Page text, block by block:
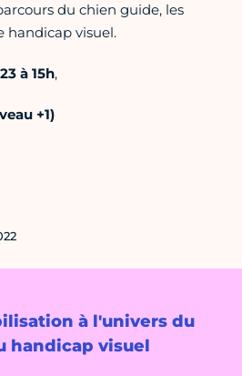
à l'univers du
handicap visuel
du chien guide, les
handicap visuel.
à 15h,
+1)